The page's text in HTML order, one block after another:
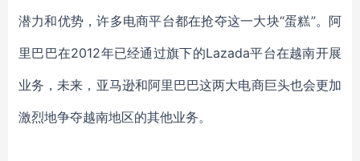
潜力和优势，许多电商平台都在抢夺这一大块“蛋糕”。阿
里巴巴在2012年已经通过旗下的Lazada平台在越南开展
业务，未来，亚马逊和阿里巴巴这两大电商巨头也会更加
激烈地争夺越南地区的其他业务。